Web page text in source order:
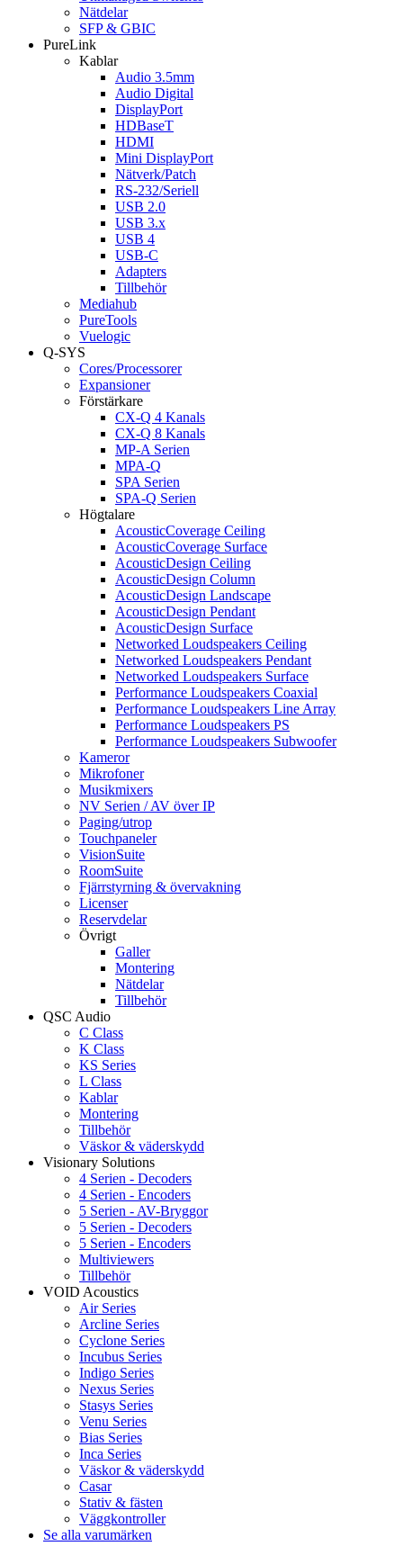
Nätdelar
SFP & GBIC
PureLink
Kablar
Audio 3.5mm
Audio Digital
DisplayPort
HDBaseT
HDMI
Mini DisplayPort
Nätverk/Patch
RS-232/Seriell
USB 2.0
USB 3.x
USB 4
USB-C
Adapters
Tillbehör
Mediahub
PureTools
Vuelogic
Q-SYS
Cores/Processorer
Expansioner
Förstärkare
CX-Q 4 Kanals
CX-Q 8 Kanals
MP-A Serien
MPA-Q
SPA Serien
SPA-Q Serien
Högtalare
AcousticCoverage Ceiling
AcousticCoverage Surface
AcousticDesign Ceiling
AcousticDesign Column
AcousticDesign Landscape
AcousticDesign Pendant
AcousticDesign Surface
Networked Loudspeakers Ceiling
Networked Loudspeakers Pendant
Networked Loudspeakers Surface
Performance Loudspeakers Coaxial
Performance Loudspeakers Line Array
Performance Loudspeakers PS
Performance Loudspeakers Subwoofer
Kameror
Mikrofoner
Musikmixers
NV Serien / AV över IP
Paging/utrop
Touchpaneler
VisionSuite
RoomSuite
Fjärrstyrning & övervakning
Licenser
Reservdelar
Övrigt
Galler
Montering
Nätdelar
Tillbehör
QSC Audio
C Class
K Class
KS Series
L Class
Kablar
Montering
Tillbehör
Väskor & väderskydd
Visionary Solutions
4 Serien - Decoders
4 Serien - Encoders
5 Serien - AV-Bryggor
5 Serien - Decoders
5 Serien - Encoders
Multiviewers
Tillbehör
VOID Acoustics
Air Series
Arcline Series
Cyclone Series
Incubus Series
Indigo Series
Nexus Series
Stasys Series
Venu Series
Bias Series
Inca Series
Väskor & väderskydd
Casar
Stativ & fästen
Väggkontroller
Se alla varumärken